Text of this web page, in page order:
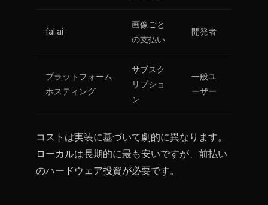
fal.ai
画像ごと
の支払い
開発者
プラットフォーム
ホスティング
サブスク
リプショ
ン
一般ユ
ーザー
コストは実装に基づいて劇的に異なります。
ローカルは長期的に最も安いですが、前払い
のハードウェア投資が必要です。